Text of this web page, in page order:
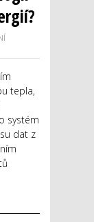
tepla,
systém
dat z